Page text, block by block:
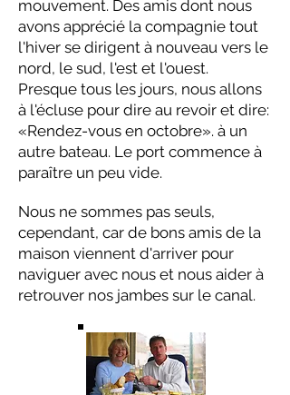
mouvement. Des amis dont nous
avons apprécié la compagnie tout
l'hiver se dirigent à nouveau vers le
nord, le sud, l'est et l'ouest.
Presque tous les jours, nous allons
à l'écluse pour dire au revoir et dire:
«Rendez-vous en octobre». à un
autre bateau. Le port commence à
paraître un peu vide.
Nous ne sommes pas seuls,
cependant, car de bons amis de la
maison viennent d'arriver pour
naviguer avec nous et nous aider à
retrouver nos jambes sur le canal.